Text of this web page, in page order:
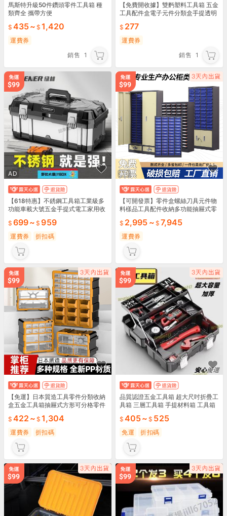
馬斯特升級50件鑽頭零件工具箱 種
類齊全 攜帶方便
435~ 1,420
運費券
銷售 1
【免費開收據】雙麪塑料工具箱 五金
工具配件盒電子元件分類盒手提透明
277
運費券
銷售 1
AD
【618特惠】不銹鋼工具箱工業級多
功能車載大號五金手提式電工家用收
699~ 959
運費券 折扣碼
AD
【可開發票】零件盒螺絲刀具元件物
料樣品工具配件收納多功能抽屜式零
2,995 ~ 7,945
運費券
【免運】日本質造工具零件分類收納
盒五金工具箱抽屜式方形可分格零件
422 ~ 1,304
運費券 折扣碼
品質認證五金工具箱 超大尺吋折疊工
具箱 三層工具箱 手提材料箱 工具箱
盒405~ 525
免運 折扣碼